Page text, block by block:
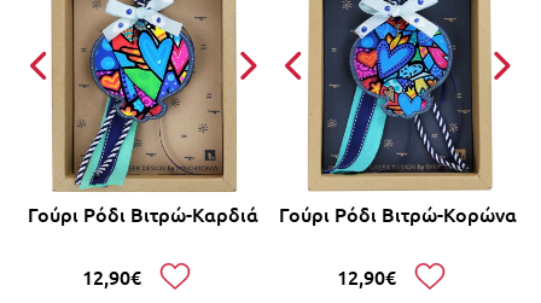
Γούρι Ρόδι Βιτρώ-Καρδιά
12,90€
Γούρι Ρόδι Βιτρώ-Κορώνα
12,90€